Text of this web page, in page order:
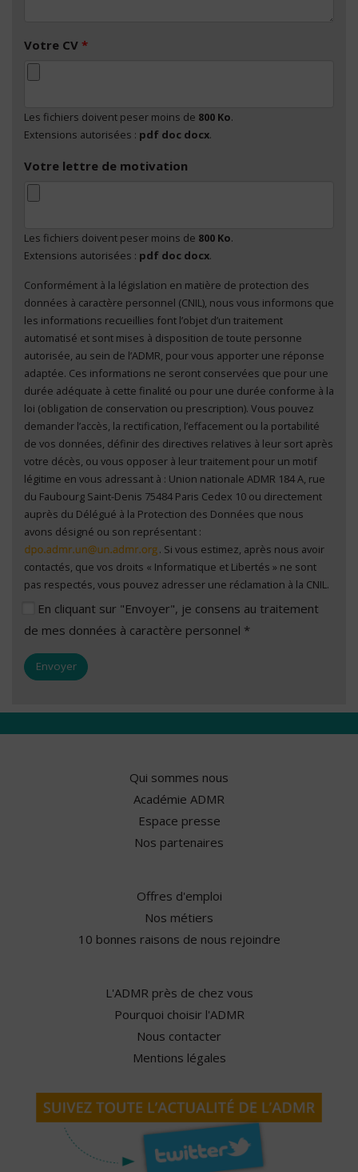
Votre CV *
Les fichiers doivent peser moins de 800 Ko.
Extensions autorisées : pdf doc docx.
Votre lettre de motivation
Les fichiers doivent peser moins de 800 Ko.
Extensions autorisées : pdf doc docx.
En cliquant sur "Envoyer", je consens au traitement
de mes données à caractère personnel *
Conformément à la législation en matière de protection des
données à caractère personnel (CNIL), nous vous informons que
les informations recueillies font l’objet d’un traitement
automatisé et sont mises à disposition de toute personne
autorisée, au sein de l’ADMR, pour vous apporter une réponse
adaptée. Ces informations ne seront conservées que pour une
durée adéquate à cette finalité ou pour une durée conforme à la
loi (obligation de conservation ou prescription). Vous pouvez
demander l’accès, la rectification, l’effacement ou la portabilité
de vos données, définir des directives relatives à leur sort après
votre décès, ou vous opposer à leur traitement pour un motif
légitime en vous adressant à : Union nationale ADMR 184 A, rue
du Faubourg Saint-Denis 75484 Paris Cedex 10 ou directement
auprès du Délégué à la Protection des Données que nous
avons désigné ou son représentant :
. Si vous estimez, après nous avoir
contactés, que vos droits « Informatique et Libertés » ne sont
pas respectés, vous pouvez adresser une réclamation à la CNIL.
En cliquant sur "Envoyer", je consens au traitement
de mes données à caractère personnel *
Qui sommes nous
Académie ADMR
Espace presse
Nos partenaires
Offres d'emploi
Nos métiers
10 bonnes raisons de nous rejoindre
L'ADMR près de chez vous
Pourquoi choisir l'ADMR
Nous contacter
Mentions légales